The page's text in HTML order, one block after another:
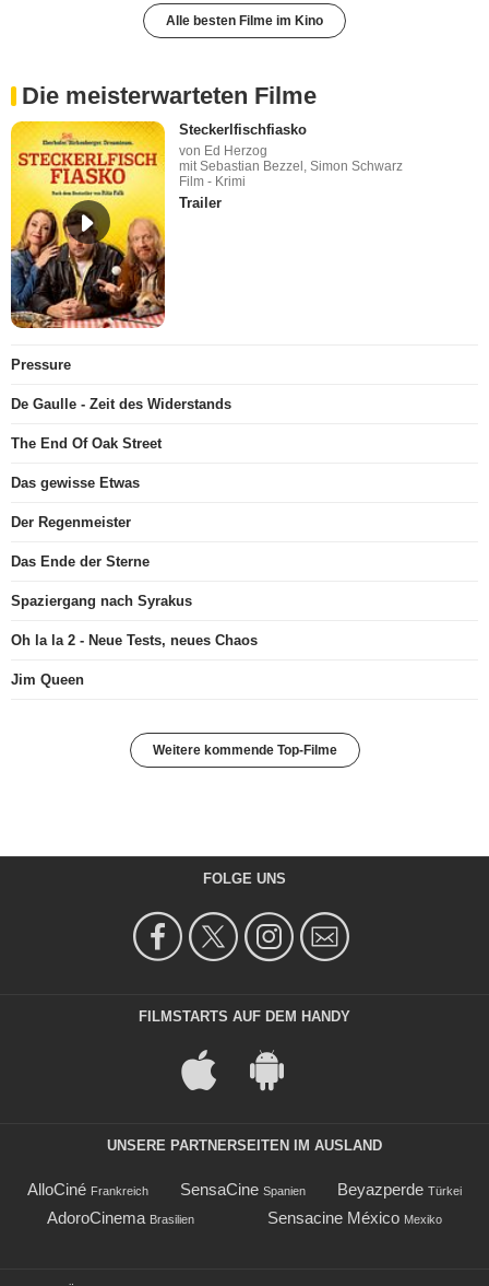
Alle besten Filme im Kino
Die meisterwarteten Filme
Steckerlfischfiasko
von Ed Herzog
mit Sebastian Bezzel, Simon Schwarz
Film - Krimi
Trailer
Pressure
De Gaulle - Zeit des Widerstands
The End Of Oak Street
Das gewisse Etwas
Der Regenmeister
Das Ende der Sterne
Spaziergang nach Syrakus
Oh la la 2 - Neue Tests, neues Chaos
Jim Queen
Weitere kommende Top-Filme
FOLGE UNS
FILMSTARTS AUF DEM HANDY
UNSERE PARTNERSEITEN IM AUSLAND
AlloCiné Frankreich SensaCine Spanien Beyazperde Türkei
AdoroCinema Brasilien Sensacine México Mexiko